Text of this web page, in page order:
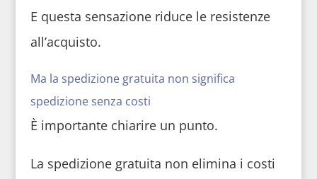
E questa sensazione riduce le resistenze
all’acquisto.
Ma la spedizione gratuita non significa
spedizione senza costi
È importante chiarire un punto.
La spedizione gratuita non elimina i costi